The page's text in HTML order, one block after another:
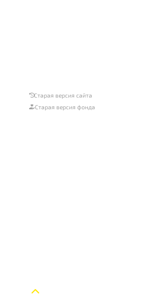
Старая версия сайта
Старая версия фонда